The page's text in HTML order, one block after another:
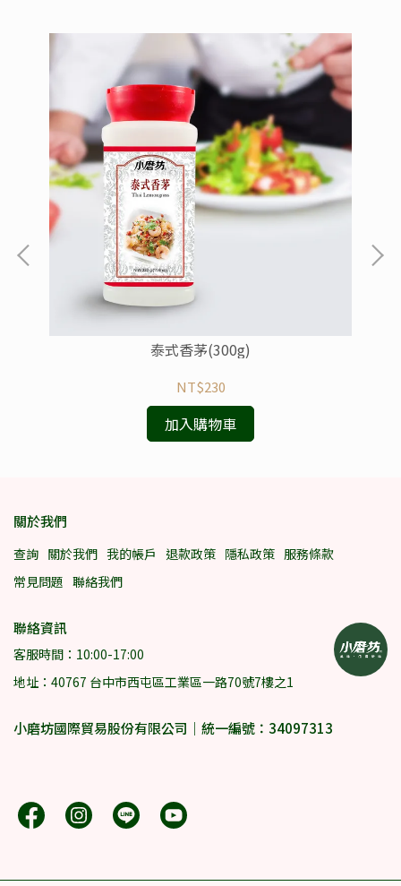
泰式香茅(300g)
NT$230
加入購物車
關於我們
查詢 關於我們 我的帳戶 退款政策 隱私政策 服務條款
常見問題 聯絡我們
聯絡資訊
客服時間：10:00-17:00
地址：40767 台中市西屯區工業區一路70號7樓之1
小磨坊國際貿易股份有限公司｜統一編號：34097313